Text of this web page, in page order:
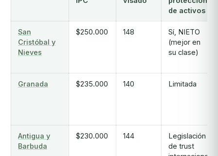
de activos
San
Cristóbal y
Nieves
$250.000 148
Sí, NIETO
(mejor en
su clase)
Granada $235.000 140 Limitada
Antigua y
Barbuda
$230.000 144
Legislación
de trust